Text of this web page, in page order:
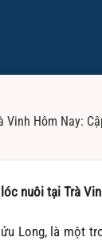
Vinh Hôm Nay:
nuôi tại Trà
Long, là một